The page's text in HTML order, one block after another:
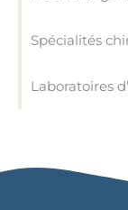
Spécialités
Laboratoires